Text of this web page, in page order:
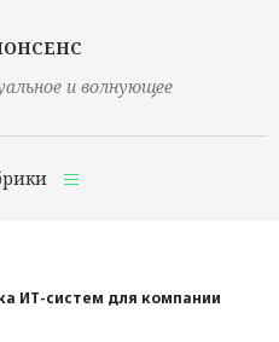
и волнующее
ИТ-систем для компании